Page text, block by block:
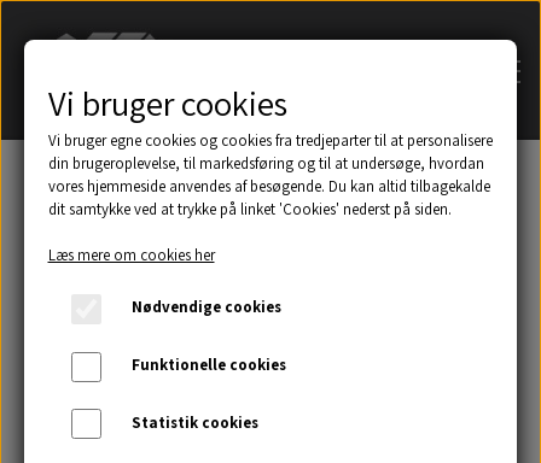
Søg på navn af tagsten
Et udsnit af eksempler på taghætter mm.
Galleri
Vi bruger cookies
Vi bruger egne cookies og cookies fra tredjeparter til at personalisere
din brugeroplevelse, til markedsføring og til at undersøge, hvordan
vores hjemmeside anvendes af besøgende. Du kan altid tilbagekalde
dit samtykke ved at trykke på linket 'Cookies' nederst på siden.
Læs mere om cookies her
Nødvendige cookies
Funktionelle cookies
Statistik cookies